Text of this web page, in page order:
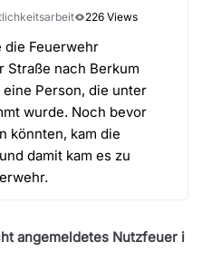
226 Views
die Feuerwehr
Straße nach Berkum
Person, die unter
wurde. Noch bevor
könnten, kam die
damit kam es zu
angemeldetes Nutzfeuer i